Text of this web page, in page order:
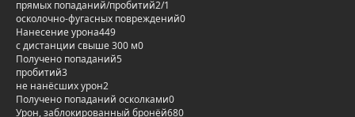
прямых попаданий/пробитий2/1
осколочно-фугасных повреждений0
Нанесение урона449
с дистанции свыше 300 м0
Получено попаданий5
пробитий3
не нанёсших урон2
Получено попаданий осколками0
Урон, заблокированный бронёй680